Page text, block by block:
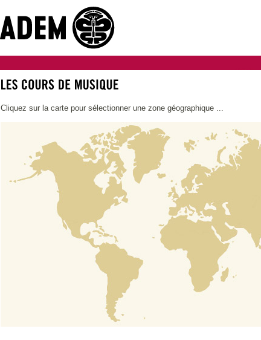
Cliquez sur la carte pour sélectionner une zone géographique ...